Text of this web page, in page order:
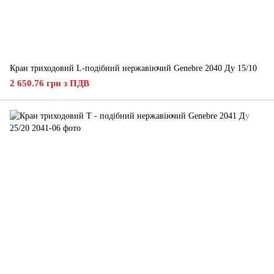
Кран триходовий L-подібний нержавіючий Genebre 2040 Ду 15/10
2 650.76 грн з ПДВ